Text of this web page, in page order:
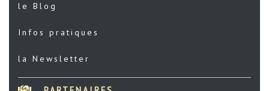
le Blog
Infos pratiques
la Newsletter